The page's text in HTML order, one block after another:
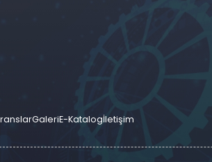
GaleriE-Katalogİletişim